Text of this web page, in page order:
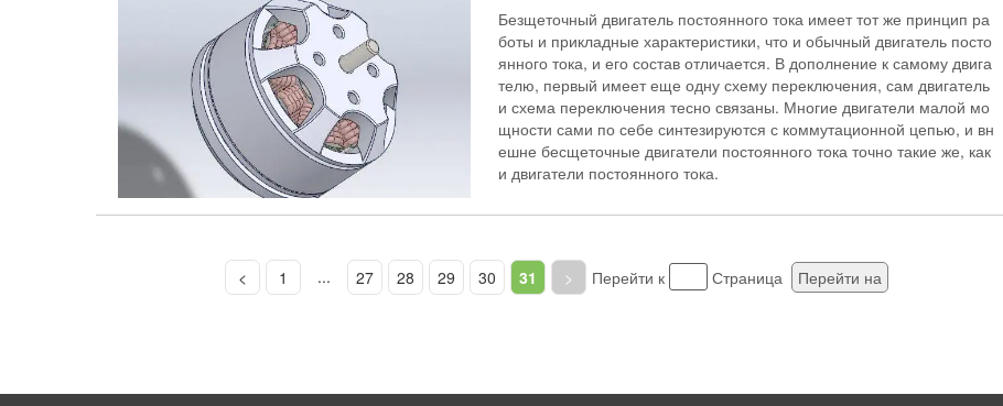
Безщеточный двигатель постоянного тока имеет тот же принцип ра
боты и прикладные характеристики, что и обычный двигатель посто
янного тока, и его состав отличается. В дополнение к самому двига
телю, первый имеет еще одну схему переключения, сам двигатель
и схема переключения тесно связаны. Многие двигатели малой мо
щности сами по себе синтезируются с коммутационной цепью, и вн
ешне бесщеточные двигатели постоянного тока точно такие же, как
и двигатели постоянного тока.
< 1 ... 27 28 29 30 31 > Перейти к Страница Перейти на